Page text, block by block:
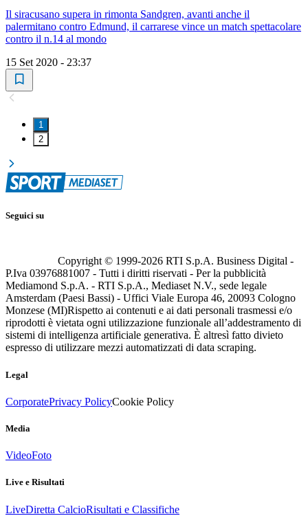
Il siracusano supera in rimonta Sandgren, avanti anche il
palermitano contro Edmund, il carrarese vince un match spettacolare
contro il n.14 al mondo
15 Set 2020 - 23:37
1
2
Seguici su
Copyright © 1999-2026 RTI S.p.A. Business Digital -
P.Iva 03976881007 - Tutti i diritti riservati - Per la pubblicità
Mediamond S.p.A. - RTI S.p.A., Mediaset N.V., sede legale
Amsterdam (Paesi Bassi) - Uffici Viale Europa 46, 20093 Cologno
Monzese (MI)Rispetto ai contenuti e ai dati personali trasmessi e/o
riprodotti è vietata ogni utilizzazione funzionale all’addestramento di
sistemi di intelligenza artificiale generativa. È altresì fatto divieto
espresso di utilizzare mezzi automatizzati di data scraping.
Legal
CorporatePrivacy PolicyCookie Policy
Media
VideoFoto
Live e Risultati
LiveDiretta CalcioRisultati e Classifiche